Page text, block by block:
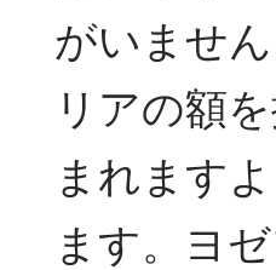
がいませ
リアの額
まれます
ます。ヨ